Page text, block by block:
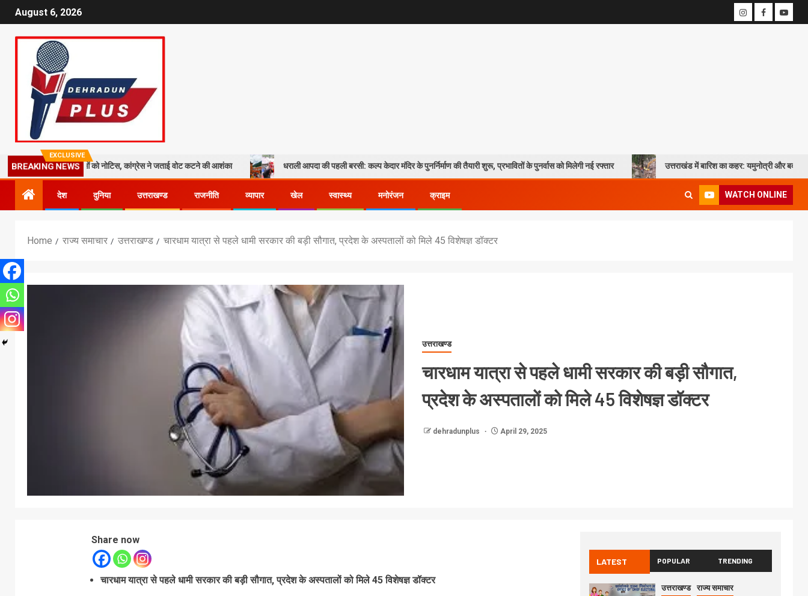
August 6, 2026
EXCLUSIVE
BREAKING NEWS
मतदाताओं को नोटिस, कांग्रेस ने जताई वोट कटने की आशंका धराली आपदा की पहली बरसी: कल्प केदार मंदिर के पुनर्निर्माण की तैयारी शुरू, प्रभावितों के पुनर्वास को मिलेगी नई रफ्तार उत्तराखंड में बारिश का कहर: यमुनोत्री और बदरीनाथ हाईवे पर
देश दुनिया उत्तराखण्ड राजनीति व्यापार खेल स्वास्थ्य मनोरंजन क्राइम WATCH ONLINE
Home राज्य समाचार उत्तराखण्ड चारधाम यात्रा से पहले धामी सरकार की बड़ी सौगात, प्रदेश के अस्पतालों को मिले 45 विशेषज्ञ डॉक्टर
उत्तराखण्ड
चारधाम यात्रा से पहले धामी सरकार की बड़ी सौगात,
प्रदेश के अस्पतालों को मिले 45 विशेषज्ञ डॉक्टर
dehradunplus April 29, 2025
Share now
चारधाम यात्रा से पहले धामी सरकार की बड़ी सौगात, प्रदेश के अस्पतालों को मिले 45 विशेषज्ञ डॉक्टर
LATEST POPULAR TRENDING
उत्तराखण्ड राज्य समाचार